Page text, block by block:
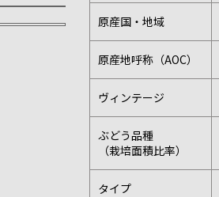
原産国・地域
原産地呼称（AOC）
ヴィンテージ
ぶどう品種
（栽培面積比率）
タイプ